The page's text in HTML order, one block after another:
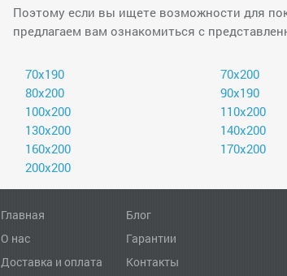
Поэтому если вы ищете возможности для
предлагаем вам ознакомиться с
70х190 70х200
80х200
90х190
100х200
110х200
130х200
140х200
160х200
170х200
200х200
Главная
О нас
Доставка и оплата
Блог
Гарантии
Контакты